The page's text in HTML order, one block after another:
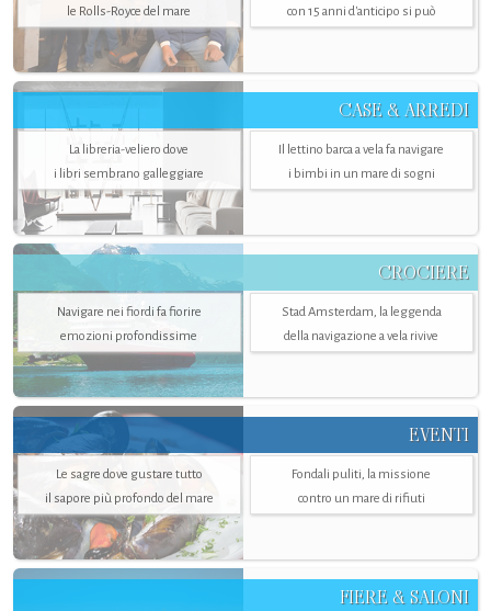
le Rolls-Royce del mare
con 15 anni d'anticipo si può
CASE & ARREDI
La libreria-veliero dove
i libri sembrano galleggiare
Il lettino barca a vela fa navigare
i bimbi in un mare di sogni
CROCIERE
Navigare nei fiordi fa fiorire
emozioni profondissime
Stad Amsterdam, la leggenda
della navigazione a vela rivive
EVENTI
Le sagre dove gustare tutto
il sapore più profondo del mare
Fondali puliti, la missione
contro un mare di rifiuti
FIERE & SALONI